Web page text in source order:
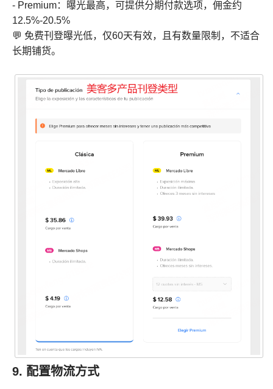
- Premium：曝光最高，可提供分期付款选项，佣金约
12.5%-20.5%
💬 免费刊登曝光低，仅60天有效，且有数量限制，不适合
长期铺货。
9. 配置物流方式